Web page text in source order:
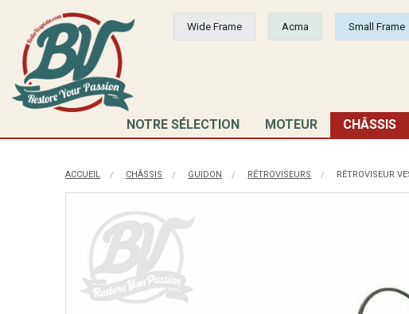
Wide Frame Acma Small Frame
NOTRE SÉLECTION MOTEUR CHÂSSIS
ACCUEIL CHÂSSIS GUIDON RÉTROVISEURS RÉTROVISEUR